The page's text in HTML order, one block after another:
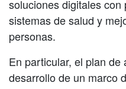
soluciones digitales
sistemas de salud y
personas.
En particular, el plan de
desarrollo de un marco